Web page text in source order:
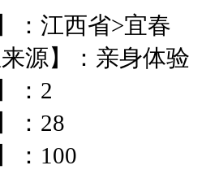
】：江西省>宜
来源】：亲身
】：2
】：28
】：100